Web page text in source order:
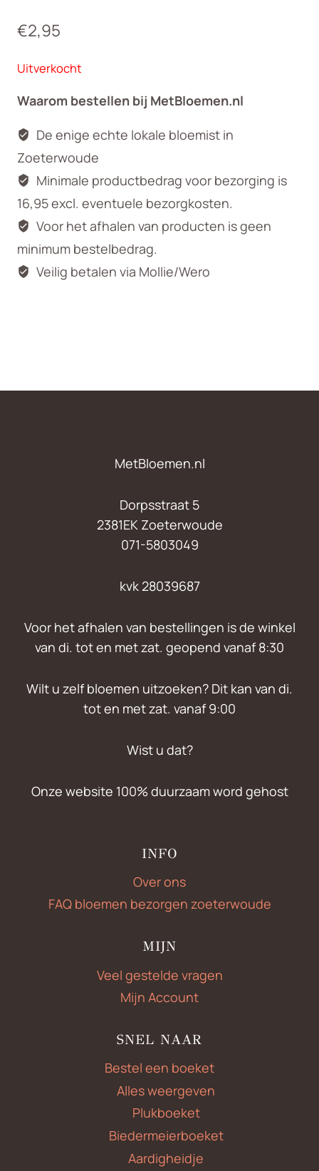
€2,95
Uitverkocht
Waarom bestellen bij MetBloemen.nl
De enige echte lokale bloemist in
Zoeterwoude
Minimale productbedrag voor bezorging is
16,95 excl. eventuele bezorgkosten.
Voor het afhalen van producten is geen
minimum bestelbedrag.
Veilig betalen via Mollie/Wero
MetBloemen.nl
Dorpsstraat 5
2381EK Zoeterwoude
071-5803049
kvk 28039687
Voor het afhalen van bestellingen is de winkel
van di. tot en met zat. geopend vanaf 8:30
Wilt u zelf bloemen uitzoeken? Dit kan van di.
tot en met zat. vanaf 9:00
Wist u dat?
Onze website 100% duurzaam word gehost
INFO
Over ons
FAQ bloemen bezorgen zoeterwoude
MIJN
Veel gestelde vragen
Mijn Account
SNEL NAAR
Bestel een boeket
Alles weergeven
Plukboeket
Biedermeierboeket
Aardigheidje